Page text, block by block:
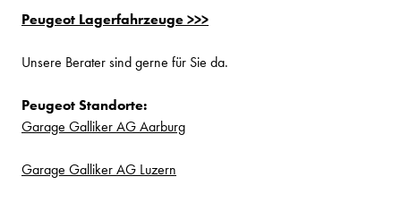
Peugeot Lagerfahrzeuge >>>
Unsere Berater sind gerne für Sie da.
Peugeot Standorte:
Garage Galliker AG Aarburg
Garage Galliker AG Luzern